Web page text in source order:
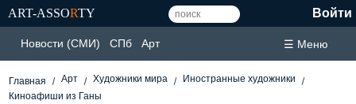
ART-ASSORTY Войти
Новости (СМИ) СПб Арт ☰ Меню
Главная Арт Художники мира
Иностранные художники
Киноафиши из Ганы